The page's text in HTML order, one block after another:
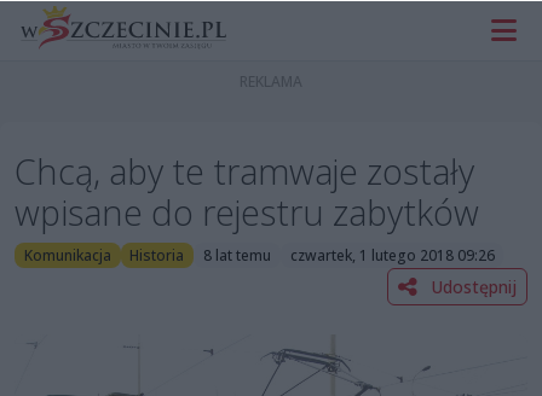
Chcą, aby te tramwaje zostały
wpisane do rejestru zabytków
Komunikacja Historia 8 lat temu czwartek, 1 lutego 2018 09:26
Udostępnij